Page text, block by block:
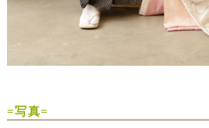
=写真=